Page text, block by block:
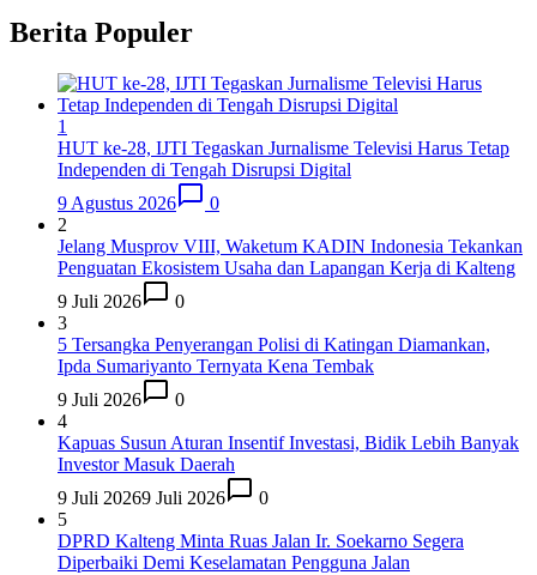
Berita Populer
1
HUT ke-28, IJTI Tegaskan Jurnalisme Televisi Harus Tetap
Independen di Tengah Disrupsi Digital
9 Agustus 2026
0
2
Jelang Musprov VIII, Waketum KADIN Indonesia Tekankan
Penguatan Ekosistem Usaha dan Lapangan Kerja di Kalteng
9 Juli 2026
0
3
5 Tersangka Penyerangan Polisi di Katingan Diamankan,
Ipda Sumariyanto Ternyata Kena Tembak
9 Juli 2026
0
4
Kapuas Susun Aturan Insentif Investasi, Bidik Lebih Banyak
Investor Masuk Daerah
9 Juli 20269 Juli 2026
0
5
DPRD Kalteng Minta Ruas Jalan Ir. Soekarno Segera
Diperbaiki Demi Keselamatan Pengguna Jalan